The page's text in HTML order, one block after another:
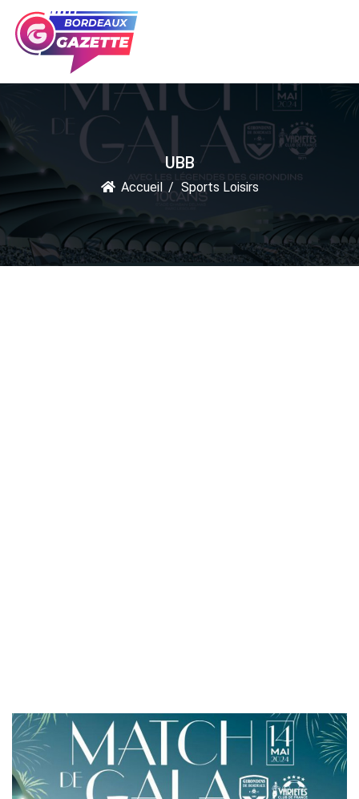
UBB
Accueil Sports Loisirs